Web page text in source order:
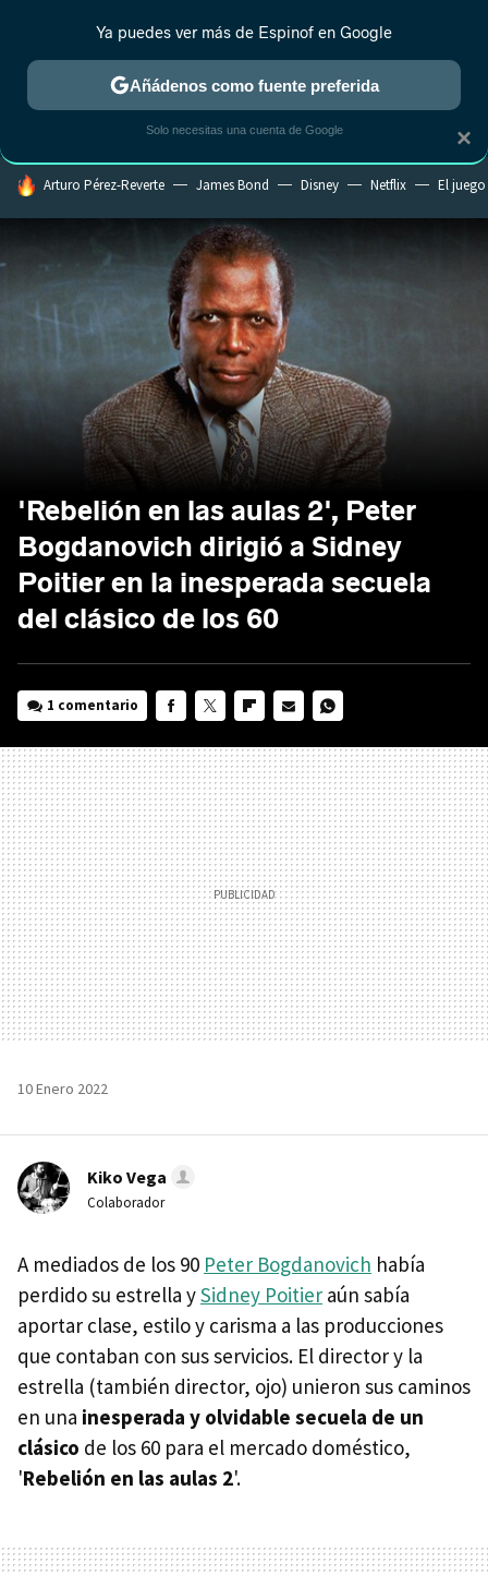
ESTRENOS REALITY ANIME RANKINGS CINE
HOY SE HABLA DE
Arturo Pérez-Reverte James Bond Disney Netflix El
'Rebelión en las aulas 2', Peter
Bogdanovich dirigió a Sidney
Poitier en la inesperada secuela
del clásico de los 60
1 comentario
MAIL
10 Enero 2022
Kiko Vega
Colaborador
A mediados de los 90 Peter Bogdanovich había
perdido su estrella ySidney Poitier aún sabía
aportar clase, estilo y carisma a las producciones
que contaban con sus servicios. El director y la
estrella (también director, ojo) unieron sus caminos
en una inesperada y olvidable secuela de un
clásico de los 60 para el mercado doméstico,
'Rebelión en las aulas 2'.
×
Ya puedes ver más de Espinof en Google
Añádenos como fuente preferida
Solo necesitas una cuenta de Google